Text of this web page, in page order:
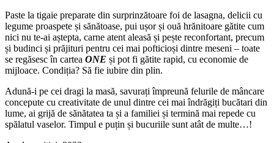
Paste la tigaie preparate din surprinzătoare foi de lasagna, delicii cu
legume proaspete și sănătoase, pui ușor și ouă hrănitoare gătite cum
nici nu te-ai aștepta, carne atent aleasă și pește reconfortant, precum
și budinci și prăjituri pentru cei mai pofticioși dintre meseni – toate
se regăsesc în cartea ONE și pot fi gătite rapid, cu economie de
mijloace. Condiția? Să fie iubire din plin.
Adună-i pe cei dragi la masă, savurați împreună felurile de mâncare
concepute cu creativitate de unul dintre cei mai îndrăgiți bucătari din
lume, ai grijă de sănătatea ta și a familiei și termină mai repede cu
spălatul vaselor. Timpul e puțin și bucuriile sunt atât de multe…!